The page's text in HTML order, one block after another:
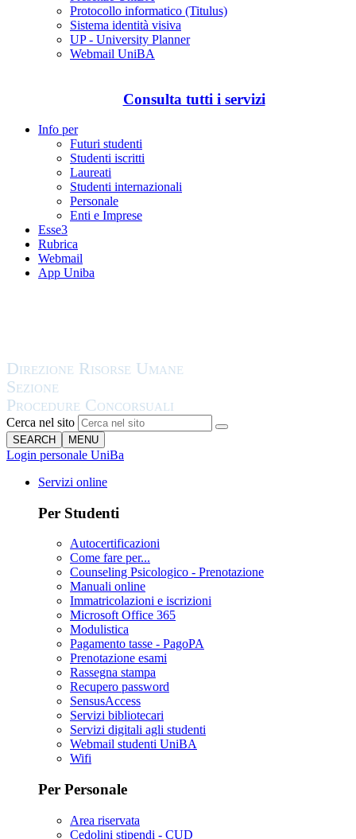
Protocollo informatico (Titulus)
Sistema identità visiva
UP - University Planner
Webmail UniBA
Consulta tutti i servizi
Info per
Futuri studenti
Studenti iscritti
Laureati
Studenti internazionali
Personale
Enti e Imprese
Esse3
Rubrica
Webmail
App Uniba
Cerca nel sito
SEARCH MENU
Login personale UniBa
Servizi online
Per Studenti
Autocertificazioni
Come fare per...
Counseling Psicologico - Prenotazione
Manuali online
Immatricolazioni e iscrizioni
Microsoft Office 365
Modulistica
Pagamento tasse - PagoPA
Prenotazione esami
Rassegna stampa
Recupero password
SensusAccess
Servizi bibliotecari
Servizi digitali agli studenti
Webmail studenti UniBA
Wifi
Per Personale
Area riservata
Cedolini stipendi - CUD